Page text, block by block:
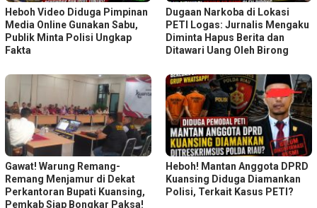
Heboh Video Diduga Pimpinan
Media Online Gunakan Sabu,
Publik Minta Polisi Ungkap
Fakta
Dugaan Narkoba di Lokasi
PETI Logas: Jurnalis Mengaku
Diminta Hapus Berita dan
Ditawari Uang Oleh Birong
Gawat! Warung Remang-
Remang Menjamur di Dekat
Perkantoran Bupati Kuansing,
Pemkab Siap Bongkar Paksa!
Heboh! Mantan Anggota DPRD
Kuansing Diduga Diamankan
Polisi, Terkait Kasus PETI?